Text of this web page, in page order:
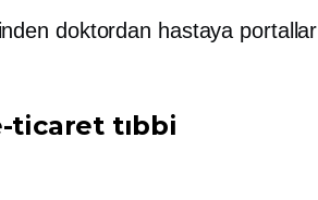
doktordan hastaya portallar
ticaret tıbbi